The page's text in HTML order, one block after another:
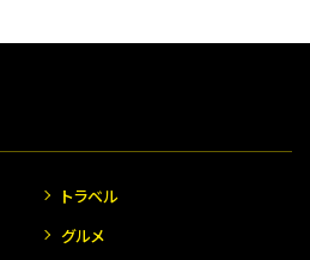
トラベル
グルメ